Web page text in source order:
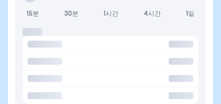
15분 30분 1시간 4시간 1일